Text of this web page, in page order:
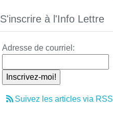
S'inscrire à l'Info Lettre
Adresse de courriel:
Suivez les articles via RSS